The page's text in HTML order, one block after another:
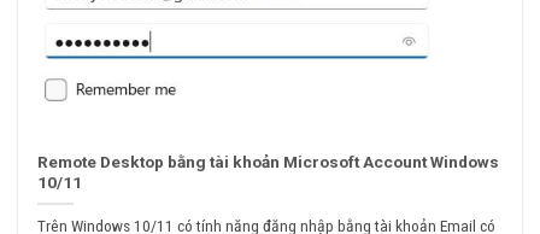
Remote Desktop bằng tài khoản Microsoft Account Windows
10/11
Trên Windows 10/11 có tính năng đăng nhập bằng tài khoản Email có